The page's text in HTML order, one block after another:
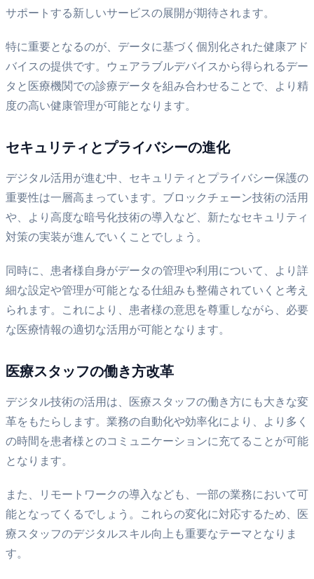
サポートする新しいサービスの展開が期待されます。
特に重要となるのが、データに基づく個別化された健康アド
バイスの提供です。ウェアラブルデバイスから得られるデー
タと医療機関での診療データを組み合わせることで、より精
度の高い健康管理が可能となります。
セキュリティとプライバシーの進化
デジタル活用が進む中、セキュリティとプライバシー保護の
重要性は一層高まっています。ブロックチェーン技術の活用
や、より高度な暗号化技術の導入など、新たなセキュリティ
対策の実装が進んでいくことでしょう。
同時に、患者様自身がデータの管理や利用について、より詳
細な設定や管理が可能となる仕組みも整備されていくと考え
られます。これにより、患者様の意思を尊重しながら、必要
な医療情報の適切な活用が可能となります。
医療スタッフの働き方改革
デジタル技術の活用は、医療スタッフの働き方にも大きな変
革をもたらします。業務の自動化や効率化により、より多く
の時間を患者様とのコミュニケーションに充てることが可能
となります。
また、リモートワークの導入なども、一部の業務において可
能となってくるでしょう。これらの変化に対応するため、医
療スタッフのデジタルスキル向上も重要なテーマとなりま
す。